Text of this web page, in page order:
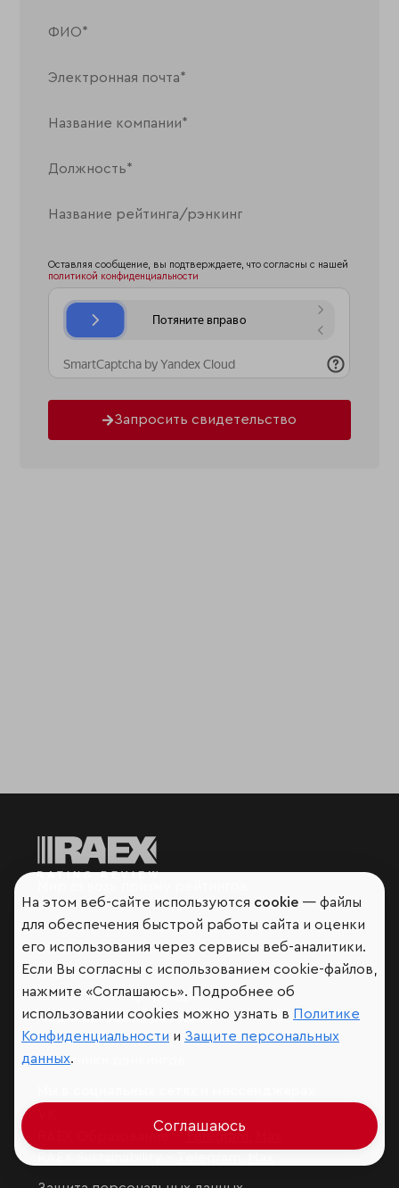
Оставляя сообщение, вы подтверждаете, что согласны с нашей
политикой конфиденциальности
Запросить свидетельство
Аналитика
Контактная информация
Подписаться на рассылку
Обратная связь
Участники рэнкингов
На этом веб-сайте используются cookie — файлы
для обеспечения быстрой работы сайта и оценки
его использования через сервисы веб-аналитики.
Если Вы согласны с использованием cookie-файлов,
нажмите «Соглашаюсь». Подробнее об
использовании cookies можно узнать в Политике
Конфиденциальности и Защите персональных
данных.
Соглашаюсь